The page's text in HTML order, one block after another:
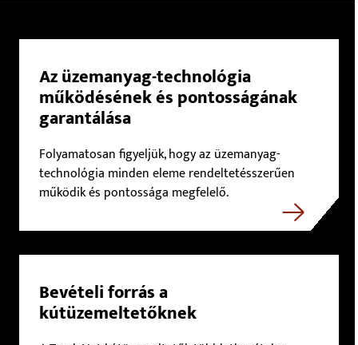
Az üzemanyag-technológia
működésének és pontosságának
garantálása
Folyamatosan figyeljük, hogy az üzemanyag-
technológia minden eleme rendeltetésszerűen
működik és pontossága megfelelő.
Bevételi forrás a
kútüzemeltetőknek